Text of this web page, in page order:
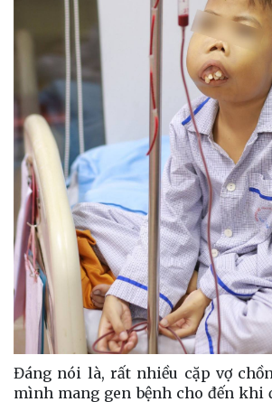
Đáng nói là, rất nhiều cặp vợ
mình mang gen bệnh cho đến khi